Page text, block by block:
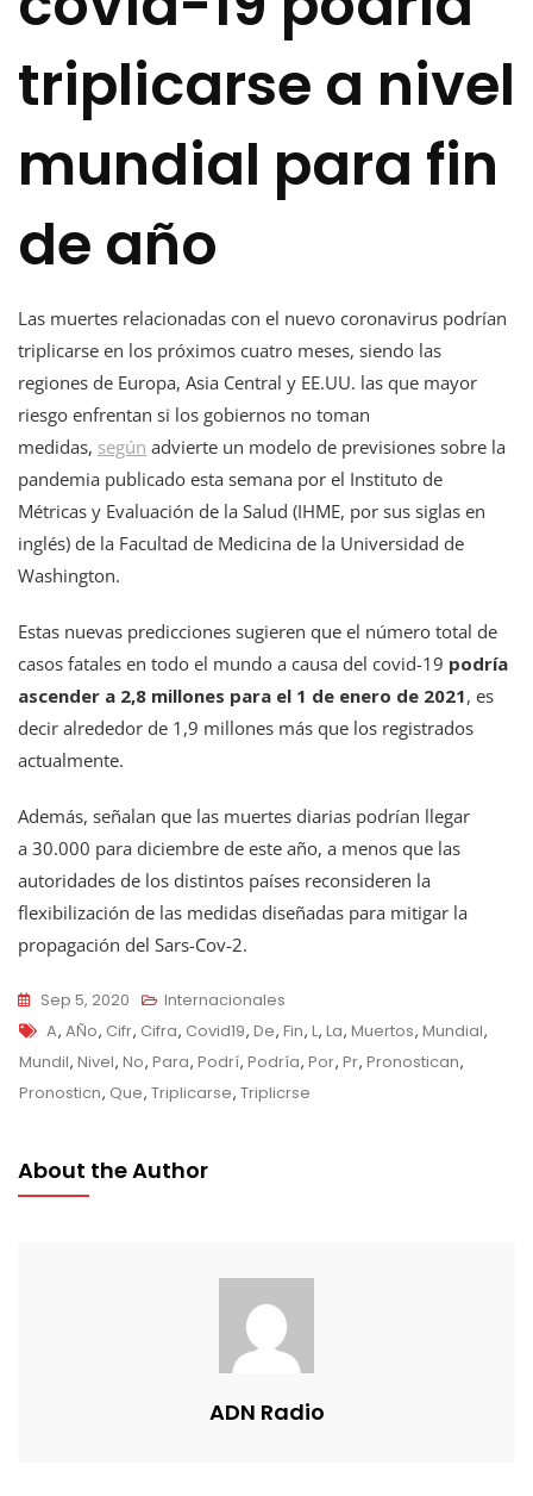
triplicarse a nivel
mundial para fin
de año
Las muertes relacionadas con el nuevo coronavirus podrían
triplicarse en los próximos cuatro meses, siendo las
regiones de Europa, Asia Central y EE.UU. las que mayor
riesgo enfrentan si los gobiernos no toman
medidas, según advierte un modelo de previsiones sobre la
pandemia publicado esta semana por el Instituto de
Métricas y Evaluación de la Salud (IHME, por sus siglas en
inglés) de la Facultad de Medicina de la Universidad de
Washington.
Estas nuevas predicciones sugieren que el número total de
casos fatales en todo el mundo a causa del covid-19 podría
ascender a 2,8 millones para el 1 de enero de 2021, es
decir alrededor de 1,9 millones más que los registrados
actualmente.
Además, señalan que las muertes diarias podrían llegar
a 30.000 para diciembre de este año, a menos que las
autoridades de los distintos países reconsideren la
flexibilización de las medidas diseñadas para mitigar la
propagación del Sars-Cov-2.
Sep 5, 2020
Internacionales
Tags
A, AÑo, Cifr, Cifra, Covid19, De, Fin, L, La, Muertos, Mundial,
Mundil, Nivel, No, Para, Podrí, Podría, Por, Pr, Pronostican,
Pronosticn, Que, Triplicarse, Triplicrse
About the Author
ADN Radio